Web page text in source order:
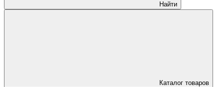
Найти
Каталог товаров